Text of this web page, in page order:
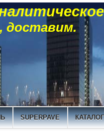
доставим.
SUPERPAVE КАТАЛОГ